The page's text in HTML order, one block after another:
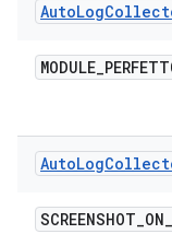
AutoLog
MODULE_
AutoLog
SCREENSHOT_ON_